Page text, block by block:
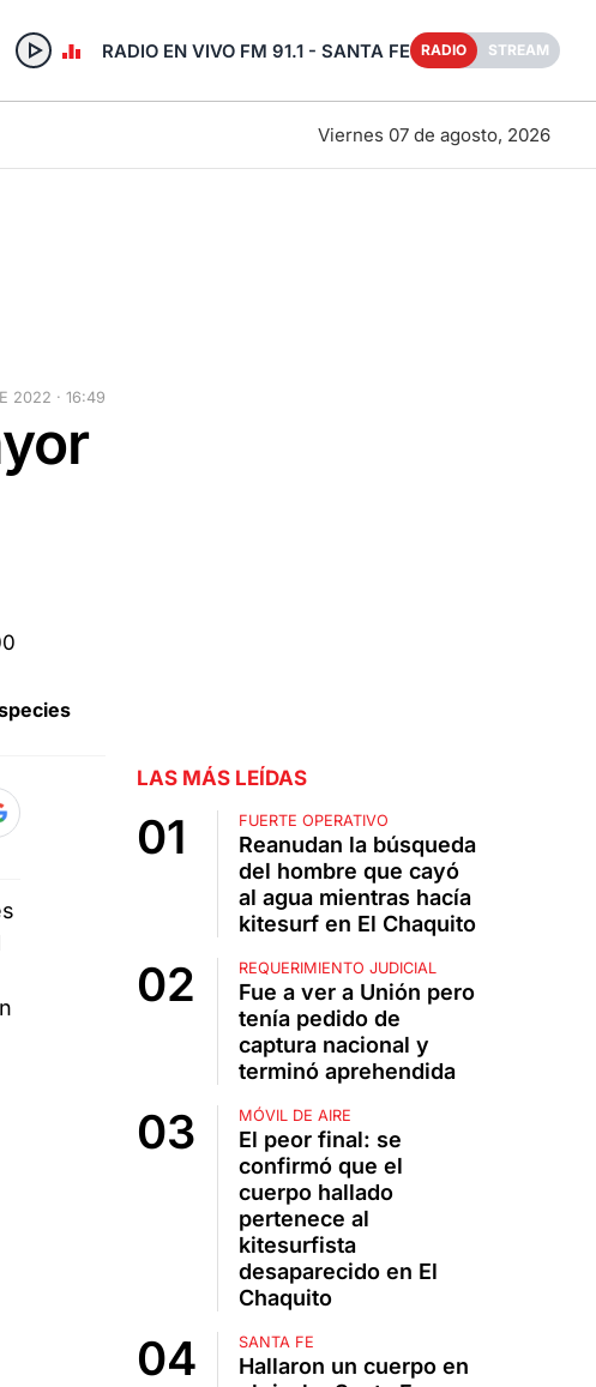
RADIO EN VIVO FM 91.1 - SANTA FE RADIO STREAM
Viernes 07 de agosto, 2026
2022 · 16:49
LAS MÁS LEÍDAS
FUERTE OPERATIVO
Reanudan la búsqueda
del hombre que cayó
al agua mientras hacía
kitesurf en El Chaquito
REQUERIMIENTO JUDICIAL
Fue a ver a Unión pero
tenía pedido de
captura nacional y
terminó aprehendida
MÓVIL DE AIRE
El peor final: se
confirmó que el
cuerpo hallado
pertenece al
kitesurfista
desaparecido en El
Chaquito
SANTA FE
Hallaron un cuerpo en